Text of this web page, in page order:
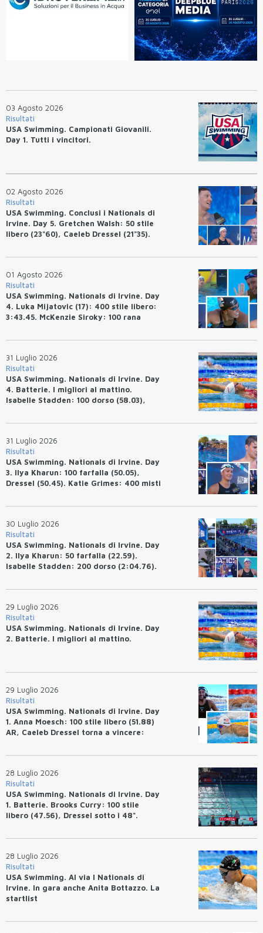
03 Agosto 2026
Risultati
USA Swimming. Campionati Giovanili.
Day 1. Tutti i vincitori.
02 Agosto 2026
Risultati
USA Swimming. Conclusi i Nationals di
Irvine. Day 5. Gretchen Walsh: 50 stile
libero (23"60), Caeleb Dressel (21"35).
01 Agosto 2026
Risultati
USA Swimming. Nationals di Irvine. Day
4. Luka Mijatovic (17): 400 stile libero:
3:43.45. McKenzie Siroky: 100 rana
Avakov: 100 rana (58.87).
31 Luglio 2026
Risultati
USA Swimming. Nationals di Irvine. Day
4. Batterie. I migliori al mattino.
Isabelle Stadden: 100 dorso (58.03),
tempo.
31 Luglio 2026
Risultati
USA Swimming. Nationals di Irvine. Day
3. Ilya Kharun: 100 farfalla (50.05),
Dressel (50.45). Katie Grimes: 400 misti
Bottazzo terza nei 50 rana (30.51)
30 Luglio 2026
Risultati
USA Swimming. Nationals di Irvine. Day
2. Ilya Kharun: 50 farfalla (22.59).
Isabelle Stadden: 200 dorso (2:04.76).
29 Luglio 2026
Risultati
USA Swimming. Nationals di Irvine. Day
2. Batterie. I migliori al mattino.
29 Luglio 2026
Risultati
USA Swimming. Nationals di Irvine. Day
1. Anna Moesch: 100 stile libero (51.88)
AR, Caeleb Dressel torna a vincere:
28 Luglio 2026
Risultati
USA Swimming. Nationals di Irvine. Day
1. Batterie. Brooks Curry: 100 stile
libero (47.56), Dressel sotto i 48".
28 Luglio 2026
Risultati
USA Swimming. Al via I Nationals di
Irvine. In gara anche Anita Bottazzo. La
startlist